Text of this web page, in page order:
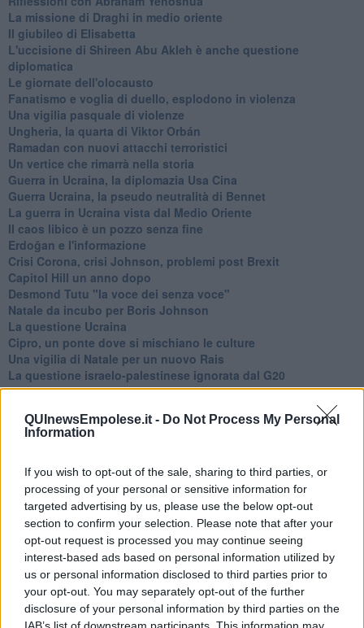
QUInewsEmpolese.it - Do Not Process My Personal
Information
If you wish to opt-out of the sale, sharing to third parties, or
processing of your personal or sensitive information for
targeted advertising by us, please use the below opt-out
section to confirm your selection. Please note that after your
opt-out request is processed you may continue seeing
interest-based ads based on personal information utilized by
us or personal information disclosed to third parties prior to
your opt-out. You may separately opt-out of the further
disclosure of your personal information by third parties on the
La missione di Draghi in medio oriente
Il giubileo di Elisabetta
L'uccisione di Shireen Abu Akleh è anche questione
diplomatica
Le giornate dell'olocausto
Fanatismo e voglia di duello, esplodono in violenza
Una vigilia pasquale di violenze
Ungheria, la quarta di Viktor Orbán
Ramadan con nuovi attacchi terroristici
Un vertice che rimarrà nella storia
Guerra in Ucraina, la diplomazia Usa Cina
Guerra Ucraina, la pseudo neutralità di Bennet
La guerra in Ucraina vista dal Medio Oriente
​Il caos libico è un pozzo senza fine
Erdoğan e l'informazione
Crisi Corona, crisi Johnson, problemi post Brexit
Capitol Hill un anno dopo
Desmond Tutu "la voce dei senza voce"
Natale da incubo per Boris Johnson
La questione Ucraina
Cipro, un ponte dove si mischiano le culture
Una vigilia di Natale per un nuovo Rais
La questione israelo-palestinese ignorata dal G20
Erdogan continua a sfidare l'Occidente
Johnson, da Trump a Biden alla Brexit
L'AUKUS e il Quad
Papa Bergoglio vedrà Viktor Orbán
Bennet, un giorno in attesa di Biden
Il ritorno dei talebani
​La lenta agonia del Libano
Sudafrica, è allarme alimentare
Usa di nuovo al centro della geopolitica internazionale
L’appuntamento di Israele con il cambiamento
La farsa delle elezioni in Siria
In Medioriente non ci sono favole, solo realtà
Biden chiama ma Netanyahu non risponde